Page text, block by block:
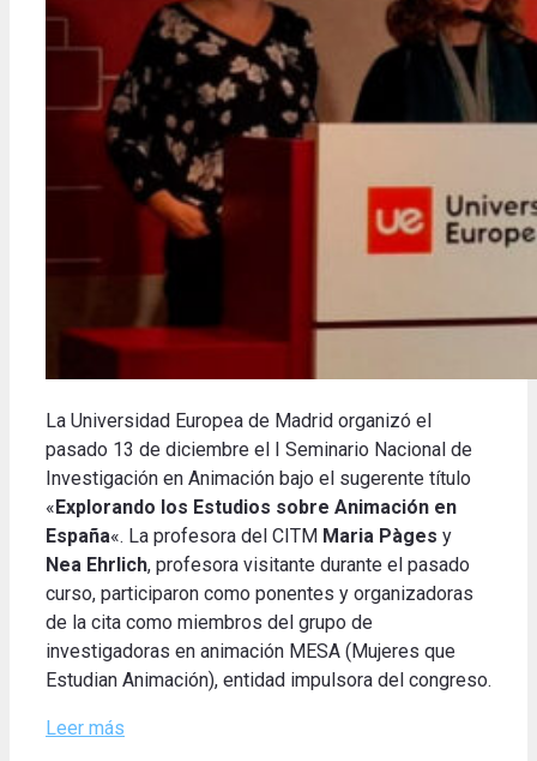
La Universidad Europea de Madrid organizó el
pasado 13 de diciembre el I Seminario Nacional de
Investigación en Animación bajo el sugerente título
«Explorando los Estudios sobre Animación en
España«. La profesora del CITM Maria Pàges y
Nea Ehrlich, profesora visitante durante el pasado
curso, participaron como ponentes y organizadoras
de la cita como miembros del grupo de
investigadoras en animación MESA (Mujeres que
Estudian Animación), entidad impulsora del congreso.
Leer más